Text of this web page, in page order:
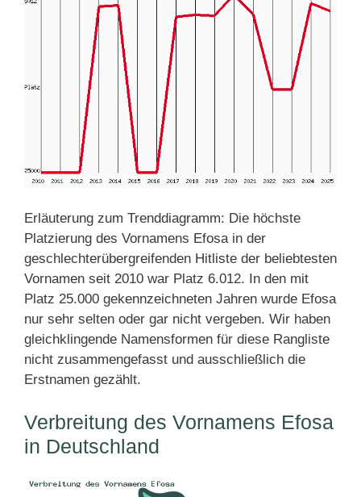
Erläuterung zum Trenddiagramm: Die höchste
Platzierung des Vornamens Efosa in der
geschlechterübergreifenden Hitliste der beliebtesten
Vornamen seit 2010 war Platz 6.012. In den mit
Platz 25.000 gekennzeichneten Jahren wurde Efosa
nur sehr selten oder gar nicht vergeben. Wir haben
gleichklingende Namensformen für diese Rangliste
nicht zusammengefasst und ausschließlich die
Erstnamen gezählt.
Verbreitung des Vornamens Efosa
in Deutschland